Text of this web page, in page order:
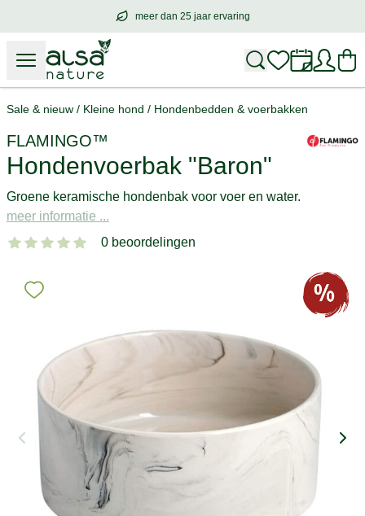
meer dan 25 jaar ervaring
meer dan25 jaar ervaring
Sale & nieuw / Kleine hond / Hondenbedden & voerbakken
FLAMINGO™
Hondenvoerbak "Baron"
Groene keramische hondenbak voor voer en water.
meer informatie ...
0 beoordelingen